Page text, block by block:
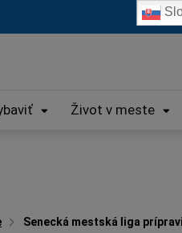
Život v meste
Senecká mestská liga